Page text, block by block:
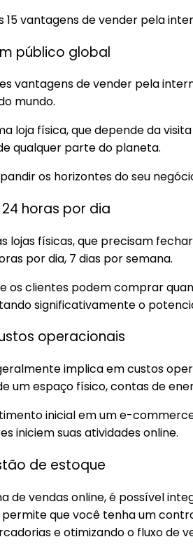
15 vantagens de vender pela
público global
vantagens de vender pela
mundo.
loja física, que depende da
qualquer parte do planeta.
os horizontes do seu
horas por dia
lojas físicas, que precisam
por dia, 7 dias por semana.
os clientes podem comprar
significativamente o
operacionais
implica em custos
um espaço físico, contas de
inicial em um e-
iniciem suas atividades online.
de estoque
de vendas online, é possível
que você tenha um
e otimizando o fluxo de